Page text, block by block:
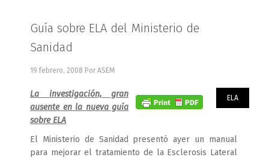
Guía sobre ELA del Ministerio de
Sanidad
19 febrero, 2008 Por ASEM
ELA
La investigación, gran
ausente en la nueva guía
sobre ELA
El Ministerio de Sanidad presentó ayer un manual
para mejorar el tratamiento de la Esclerosis Lateral